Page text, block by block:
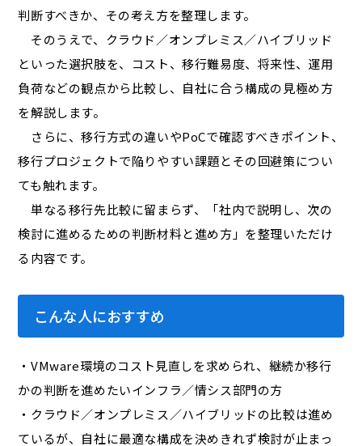
判断すべきか、その考え方を整理します。
そのうえで、クラウド／オンプレミス／ハイブリッド
といった選択肢を、コスト、移行難易度、将来性、運用
負荷などの観点から比較し、自社に合う構成の見極め方
を解説します。
さらに、移行方式の違いやPoCで確認すべきポイント、
移行プロジェクトで陥りやすい課題とその回避策につい
ても触れます。
単なる移行先比較に留まらず、「社内で説明し、次の
検討に進めるための判断材料と進め方」を整理いただけ
る内容です。
こんな人におすすめ
・VMware環境のコスト見直しを求められ、継続か移行
かの判断を進めたいインフラ／情シス部門の方
・クラウド／オンプレミス／ハイブリッドの比較は進め
ているが、自社に最適な構成を決めきれず検討が止まっ